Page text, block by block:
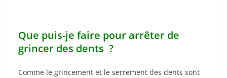
Que puis-je faire pour arrêter de
grincer des dents ?
Comme le grincement et le serrement des dents sont